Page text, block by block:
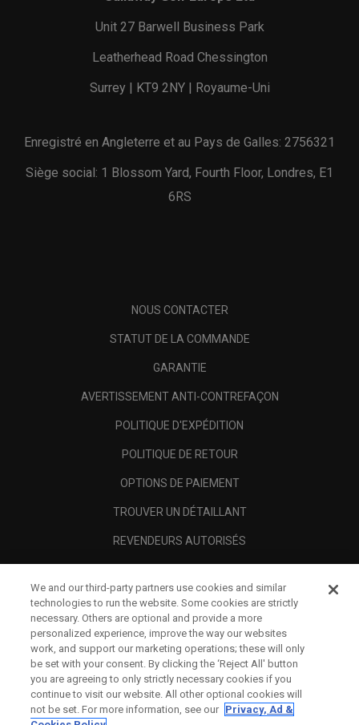
Unit 27 Barwell Business Park
Leatherhead Road Chessington
Surrey | KT9 2NY | Royaume-Uni
Enregistré en Angleterre et au Pays de Galles: 2756321
Siège social: 1 Blossom Yard, Fourth Floor, Londres, E1
6RS
NOUS CONTACTER
STATUT DE LA COMMANDE
GARANTIE
AVERTISSEMENT ANTI-CONTREFAÇON
POLITIQUE D'EXPÉDITION
POLITIQUE DE RETOUR
OPTIONS DE PAIEMENT
TROUVER UN DÉTAILLANT
REVENDEURS AUTORISÉS
A PROPOS
MENTIONS LÉGALES
We and our third-party partners use cookies and similar
technologies to run the website. Some cookies are strictly
necessary. Others are optional and provide a more
personalized experience, improve the way our websites
work, and support our marketing operations; these will only
be set with your consent. By clicking the ‘Reject All' button
you are agreeing to only strictly necessary cookies if you
continue to visit our website. All other optional cookies will
not be set. For more information, see our Privacy, Ad &